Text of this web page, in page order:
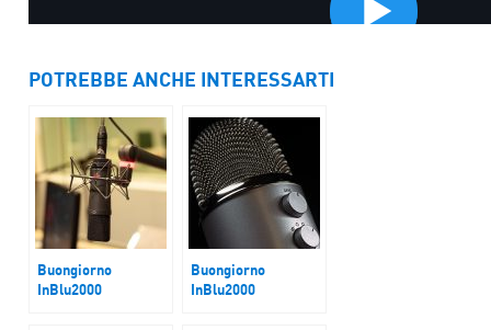
POTREBBE ANCHE INTERESSARTI
Buongiorno
InBlu2000
Buongiorno
InBlu2000